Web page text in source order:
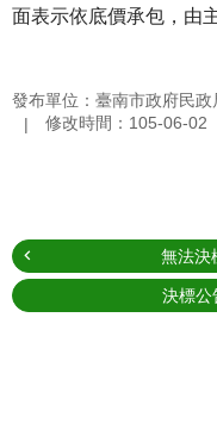
面表示依底價承包，由
發布單位：臺南市政府民政
修改時間：105-06-02
無法決
決標公